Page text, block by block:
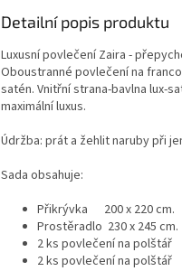
Detailní popis produktu
Luxusní povlečení Zaira -
Oboustranné povlečení na
satén. Vnitřní strana-bavlna lux-
maximální luxus.
Údržba: prát a žehlit naruby při
Sada obsahuje:
Přikrývka 200 x 220 cm.
Prostěradlo 230 x 245 cm.
2 ks povlečení na polštář
2 ks povlečení na polštář